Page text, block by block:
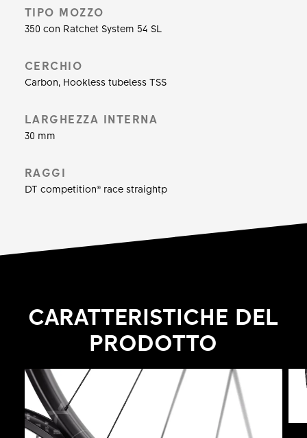
sei tu. Costruite con cerchi in carbonio leggeri, le
XRC 1700 SPLINE offrono tutto ciò di cui hai
TIPO MOZZO
350 con Ratchet System 54 SL
CERCHIO
Carbon, Hookless tubeless TSS
LARGHEZZA INTERNA
30 mm
RAGGI
DT competition® race straightp
CARATTERISTICHE DEL
PRODOTTO